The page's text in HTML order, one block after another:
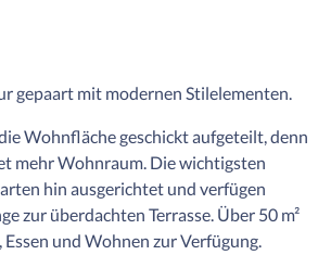
gepaart mit modernen Stilelementen.
Wohnfläche geschickt aufgeteilt, denn
mehr Wohnraum. Die wichtigsten
hin ausgerichtet und verfügen
zur überdachten Terrasse. Über 50 m²
und Wohnen zur Verfügung.